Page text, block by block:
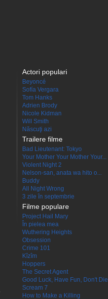
Actori populari
Beyoncé
Sofía Vergara
Tom Hanks
Adrien Brody
Nicole Kidman
Will Smith
Născuţi azi
Trailere filme
Bad Lieutenant: Tokyo
Your Mother Your Mother Your...
Violent Night 2
Nelson-san, anata wa hito o...
Buddy
All Night Wrong
3 zile în septembrie
Filme populare
Project Hail Mary
În pielea mea
Wuthering Heights
Obsession
Crime 101
Kîzîm
Hoppers
The Secret Agent
Good Luck, Have Fun, Don't Die
Scream 7
How to Make a Killing